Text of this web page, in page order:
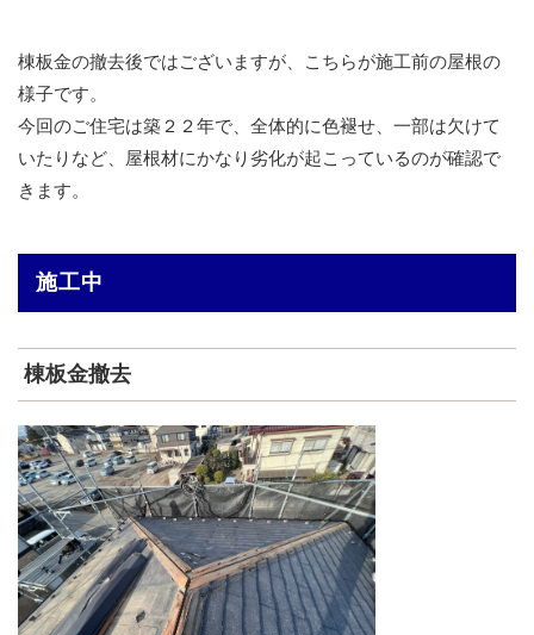
棟板金の撤去後ではございますが、こちらが施工前の屋根の
様子です。
今回のご住宅は築２２年で、全体的に色褪せ、一部は欠けて
いたりなど、屋根材にかなり劣化が起こっているのが確認で
きます。
施工中
棟板金撤去